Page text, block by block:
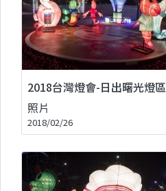
2018台灣燈會-日出曙光燈區
照片
2018/02/26